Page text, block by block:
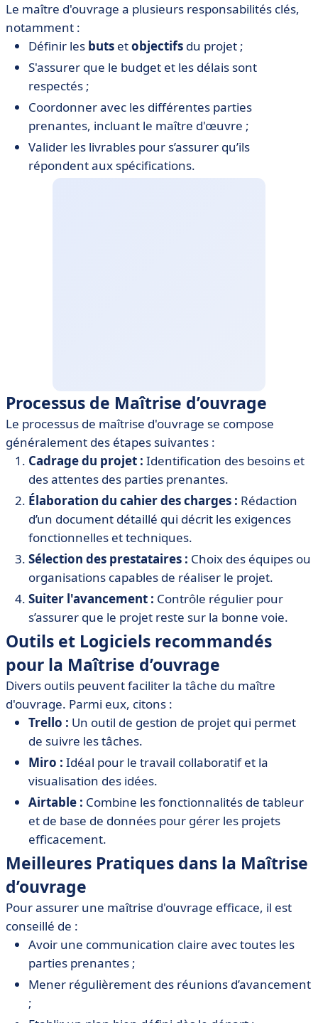
Le maître d'ouvrage a plusieurs responsabilités clés,
notamment :
Définir les buts etobjectifs du projet ;
S'assurer que le budget et les délais sont
respectés ;
Coordonner avec les différentes parties
prenantes, incluant le maître d'œuvre ;
Valider les livrables pour s’assurer qu’ils
répondent aux spécifications.
Processus de Maîtrise d’ouvrage
Le processus de maîtrise d'ouvrage se compose
généralement des étapes suivantes :
Cadrage du projet : Identification des besoins et
des attentes des parties prenantes.
Élaboration du cahier des charges : Rédaction
d’un document détaillé qui décrit les exigences
fonctionnelles et techniques.
Sélection des prestataires : Choix des équipes ou
organisations capables de réaliser le projet.
Suiter l'avancement : Contrôle régulier pour
s’assurer que le projet reste sur la bonne voie.
Outils et Logiciels recommandés
pour la Maîtrise d’ouvrage
Divers outils peuvent faciliter la tâche du maître
d'ouvrage. Parmi eux, citons :
Trello : Un outil de gestion de projet qui permet
de suivre les tâches.
Miro : Idéal pour le travail collaboratif et la
visualisation des idées.
Airtable : Combine les fonctionnalités de tableur
et de base de données pour gérer les projets
efficacement.
Meilleures Pratiques dans la Maîtrise
d’ouvrage
Pour assurer une maîtrise d'ouvrage efficace, il est
conseillé de :
Avoir une communication claire avec toutes les
parties prenantes ;
Mener régulièrement des réunions d’avancement
;